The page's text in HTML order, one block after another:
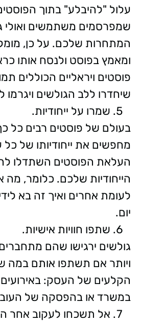
עלול "להיבלע" בתוך
שמפרסמים משתמשים ואולי
המתחרות שלכם. על כן,
ומאמץ בפוסט ולנסח אותו
פוסטים ויראליים הכוללים
שיחדרו ללב הגולשים
שמרו על ייחודיות.
בעולם של פוסטים רבים כל
מחפשים את ייחודיותו של
העלאת הפוסטים השתדלו
הייחודיות שלכם. כלומר, מה
לעומת אחרים ואיך זה בא לידי
יום.
שתפו חוויות אישיות.
גולשים ירגישו שהם
ויותר אם תשתפו אותם במה
הקלעים של העסק:
במשרד או בהפסקה של
אל תשכחו לעקוב אחר